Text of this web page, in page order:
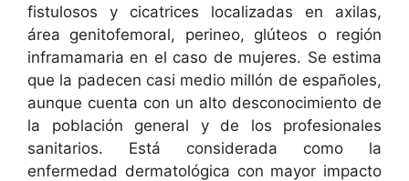
fistulosos y cicatrices localizadas en axilas,
área genitofemoral, perineo, glúteos o región
inframamaria en el caso de mujeres. Se estima
que la padecen casi medio millón de españoles,
aunque cuenta con un alto desconocimiento de
la población general y de los profesionales
sanitarios. Está considerada como la
enfermedad dermatológica con mayor impacto